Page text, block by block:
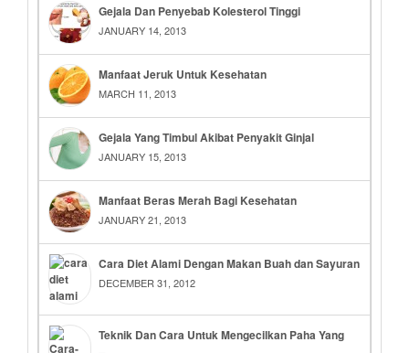
Gejala Dan Penyebab Kolesterol Tinggi
JANUARY 14, 2013
Manfaat Jeruk Untuk Kesehatan
MARCH 11, 2013
Gejala Yang Timbul Akibat Penyakit Ginjal
JANUARY 15, 2013
Manfaat Beras Merah Bagi Kesehatan
JANUARY 21, 2013
Cara Diet Alami Dengan Makan Buah dan Sayuran
DECEMBER 31, 2012
Teknik Dan Cara Untuk Mengecilkan Paha Yang